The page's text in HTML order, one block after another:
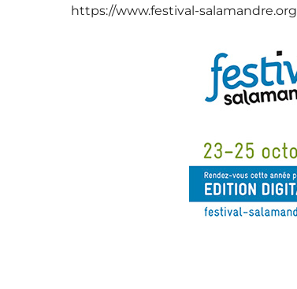
https://www.festival-salamandre.org